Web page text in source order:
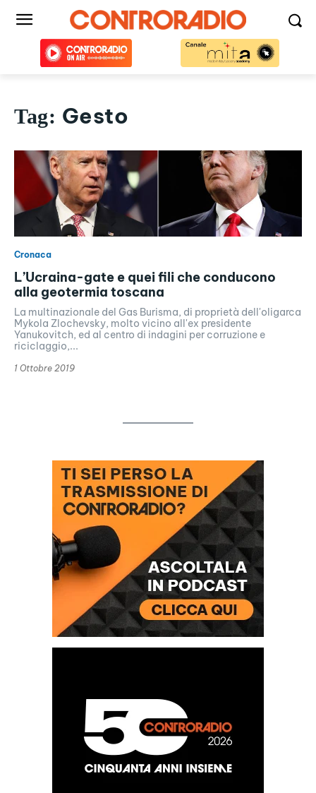
Tag: Gesto
Cronaca
L’Ucraina-gate e quei fili che conducono
alla geotermia toscana
La multinazionale del Gas Burisma, di proprietà dell'oligarca
Mykola Zlochevsky, molto vicino all'ex presidente
Yanukovitch, ed al centro di indagini per corruzione e
riciclaggio,...
1 Ottobre 2019